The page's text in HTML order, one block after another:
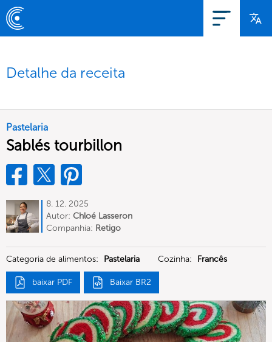
Detalhe da receita
Pastelaria
Sablés tourbillon
8. 12. 2025
Autor: Chloé Lasseron
Companhia: Retigo
Categoria de alimentos: Pastelaria Cozinha: Francês
baixar PDF Baixar BR2